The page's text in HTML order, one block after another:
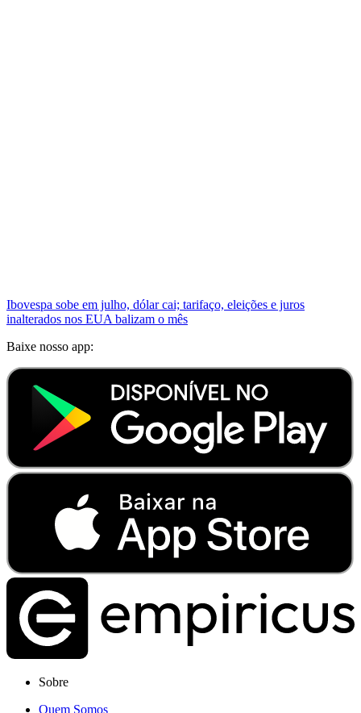
Ibovespa sobe em julho, dólar cai; tarifaço, eleições e juros
inalterados nos EUA balizam o mês
Baixe nosso app:
Sobre
Quem Somos